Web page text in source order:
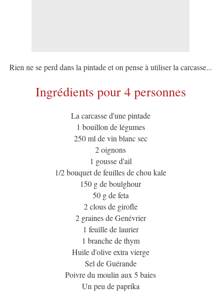
Rien ne se perd dans la pintade et on pense à utiliser la carcasse...
Ingrédients pour 4 personnes
La carcasse d'une pintade
1 bouillon de légumes
250 ml de vin blanc sec
2 oignons
1 gousse d'ail
1/2 bouquet de feuilles de chou kale
150 g de boulghour
50 g de feta
2 clous de girofle
2 graines de Genévrier
1 feuille de laurier
1 branche de thym
Huile d'olive extra vierge
Sel de Guérande
Poivre du moulin aux 5 baies
Un peu de paprika